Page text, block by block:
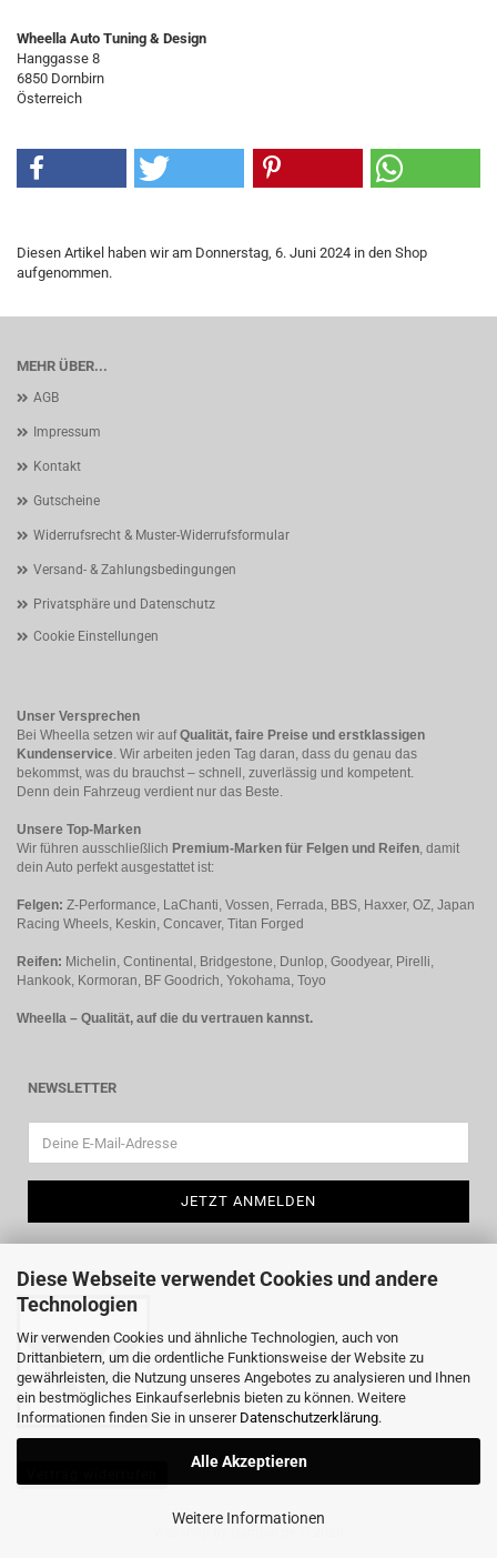
Diese Webseite verwendet Cookies und andere
Technologien
Wir verwenden Cookies und ähnliche Technologien, auch von
Drittanbietern, um die ordentliche Funktionsweise der Website zu
gewährleisten, die Nutzung unseres Angebotes zu analysieren und Ihnen
ein bestmögliches Einkaufserlebnis bieten zu können. Weitere
Informationen finden Sie in unserer Datenschutzerklärung.
Alle Akzeptieren
Weitere Informationen
Wheella Auto Tuning & Design
Hanggasse 8
6850 Dornbirn
Österreich
Diesen Artikel haben wir am Donnerstag, 6. Juni 2024 in den Shop
aufgenommen.
MEHR ÜBER...
AGB
Impressum
Kontakt
Gutscheine
Widerrufsrecht & Muster-Widerrufsformular
Versand- & Zahlungsbedingungen
Privatsphäre und Datenschutz
Cookie Einstellungen
Unser Versprechen
Bei Wheella setzen wir aufQualität, faire Preise und erstklassigen
Kundenservice. Wir arbeiten jeden Tag daran, dass du genau das
bekommst, was du brauchst – schnell, zuverlässig und kompetent.
Denn dein Fahrzeug verdient nur das Beste.
Unsere Top-Marken
Wir führen ausschließlich Premium-Marken für Felgen und Reifen, damit
dein Auto perfekt ausgestattet ist:
Felgen: Z-Performance, LaChanti, Vossen, Ferrada, BBS, Haxxer, OZ, Japan
Racing Wheels, Keskin, Concaver, Titan Forged
Reifen: Michelin, Continental, Bridgestone, Dunlop, Goodyear, Pirelli,
Hankook, Kormoran, BF Goodrich, Yokohama, Toyo
Wheella – Qualität, auf die du vertrauen kannst.
NEWSLETTER